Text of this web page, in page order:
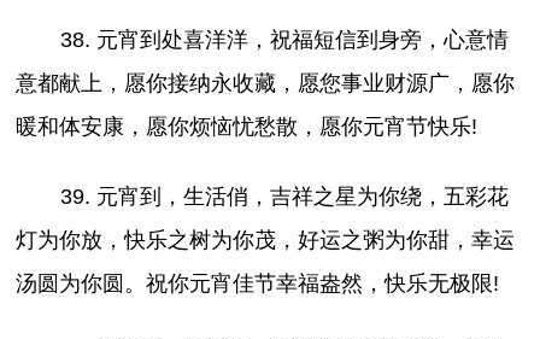
38. 元宵到处喜洋洋，祝福短信到身旁，心意情
意都献上，愿你接纳永收藏，愿您事业财源广，愿你
暖和体安康，愿你烦恼忧愁散，愿你元宵节快乐!
39. 元宵到，生活俏，吉祥之星为你绕，五彩花
灯为你放，快乐之树为你茂，好运之粥为你甜，幸运
汤圆为你圆。祝你元宵佳节幸福盎然，快乐无极限!